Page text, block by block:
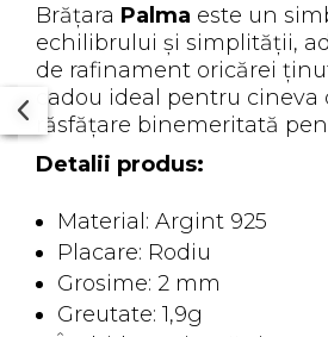
Brățara Palma este un
echilibrului și simplității,
de rafinament oricărei
cadou ideal pentru cineva
răsfățare binemeritată
Detalii produs:
Material: Argint 925
Placare: Rodiu
Grosime: 2 mm
Greutate: 1,9g